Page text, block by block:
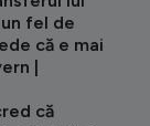
fel de
că e mai
|
că